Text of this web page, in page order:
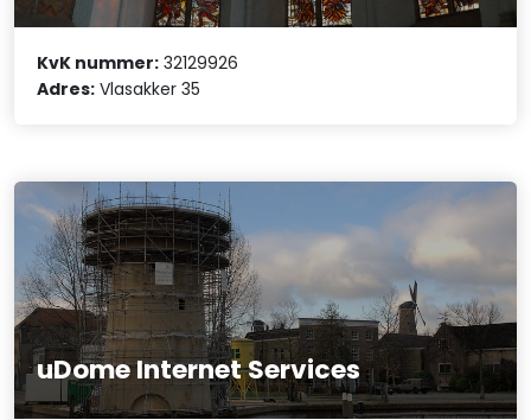
KvK nummer: 32129926
Adres: Vlasakker 35
uDome Internet Services